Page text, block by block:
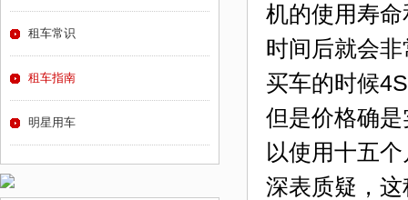
机的使用寿
时间后就会
买车的时候
但是价格确
以使用十五
深表质疑，
租车常识
租车指南
明星用车